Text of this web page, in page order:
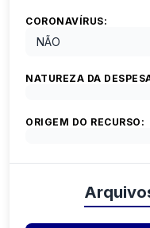
CORONAVÍRUS:
NÃO
NATUREZA DA
ORIGEM DO RECURSO: